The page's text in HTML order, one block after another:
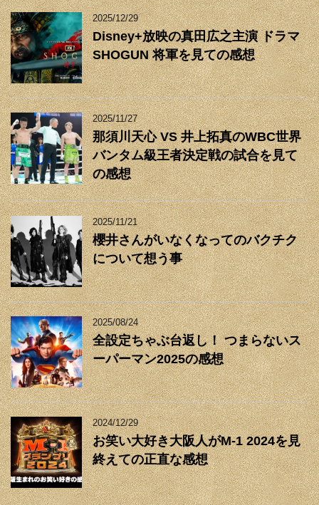
2025/12/29
Disney+放映の真田広之主演 ドラマ
SHOGUN 将軍を見ての感想
2025/11/27
那須川天心 VS 井上拓真のWBC世界
バンタム級王者決定戦の試合を見て
の感想
2025/11/21
櫻井さんがいなくなってのバクチク
について想う事
2025/08/24
全設定ちゃぶ台返し！ つまらないス
ーパーマン2025の感想
2024/12/29
お笑い大好き大阪人がM-1 2024を見
終えての正直な感想